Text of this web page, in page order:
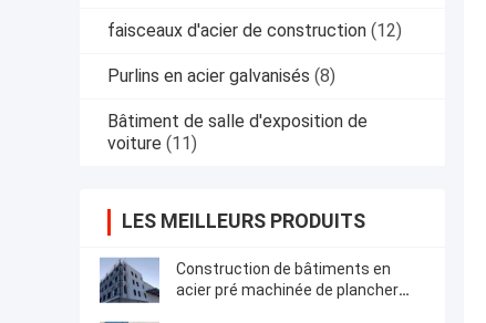
faisceaux d'acier de construction (12)
Purlins en acier galvanisés (8)
Bâtiment de salle d'exposition de
voiture (11)
LES MEILLEURS PRODUITS
Construction de bâtiments en
acier pré machinée de plancher